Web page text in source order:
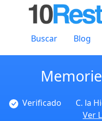
Buscar Blog
Verificado
C. la
Ver